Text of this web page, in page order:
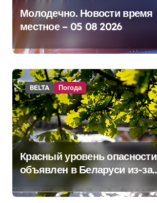
Молодечно. Новости время
местное – 05 08 2026
BELTA Погода
Красный уровень опасности
объявлен в Беларуси из-за
жары